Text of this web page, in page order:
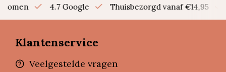
bomen 4.7 Google Thuisbezorgd vanaf €14,95
Klantenservice
Veelgestelde vragen